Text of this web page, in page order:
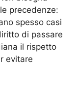
precedenze:
spesso casi
di passare
il rispetto
evitare